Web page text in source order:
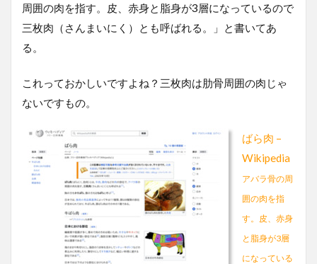
周囲の肉を指す。皮、赤身と脂身が3層になっているので
三枚肉（さんまいにく）とも呼ばれる。」と書いてあ
る。
これっておかしいですよね？三枚肉は肋骨周囲の肉じゃ
ないですもの。
ばら肉 –
Wikipedia
アバラ骨の周
囲の肉を指
す。皮、赤身
と脂身が3層
になっている